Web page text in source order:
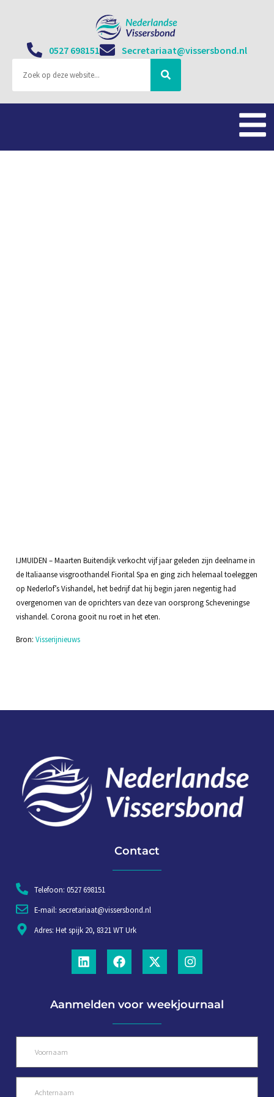
0527 698151 Secretariaat@vissersbond.nl
IJMUIDEN – Maarten Buitendijk verkocht vijf jaar geleden zijn deelname in
de Italiaanse visgroothandel Fiorital Spa en ging zich helemaal toeleggen
op Nederlof’s Vishandel, het bedrijf dat hij begin jaren negentig had
overgenomen van de oprichters van deze van oorsprong Scheveningse
vishandel. Corona gooit nu roet in het eten.
Bron: Visserijnieuws
Contact
Telefoon: 0527 698151
E-mail: secretariaat@vissersbond.nl
Adres: Het spijk 20, 8321 WT Urk
Aanmelden voor weekjournaal